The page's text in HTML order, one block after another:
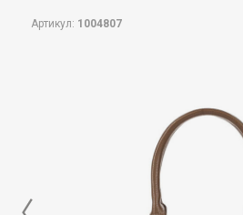
Артикул: 1004807